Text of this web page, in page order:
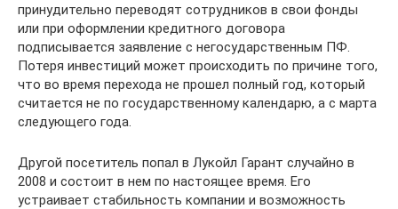
принудительно переводят сотрудников в свои фонды
или при оформлении кредитного договора
подписывается заявление с негосударственным ПФ.
Потеря инвестиций может происходить по причине того,
что во время перехода не прошел полный год, который
считается не по государственному календарю, а с марта
следующего года.
Другой посетитель попал в Лукойл Гарант случайно в
2008 и состоит в нем по настоящее время. Его
устраивает стабильность компании и возможность